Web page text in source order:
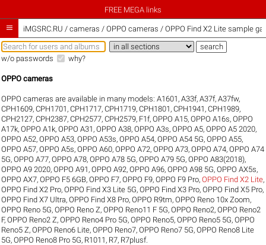
FREE MEGA links
 iMGSRC.RU / cameras / OPPO cameras / OPPO Find X2 Lite sample
w/o passwords why?
OPPO cameras
OPPO cameras are available in many models:A1601 ,A33f,A37f,A37fw,
CPH1609,CPH1701 ,CPH1717,CPH1719,CPH1801 ,CPH1941 ,CPH1989,
CPH2127,CPH2387,CPH2577,CPH2579, F1f,OPPO A15,OPPO A16s,OPPO
A17k,OPPO A1k,OPPO A31 ,OPPO A38,OPPO A3s,OPPO A5,OPPO A5 2020,
OPPO A52,OPPO A53,OPPO A53s,OPPO A54,OPPO A54 5G,OPPO A55,
OPPO A57,OPPO A5s,OPPO A60,OPPO A72,OPPO A73,OPPO A74,OPPO A74
5G,OPPO A77,OPPO A78,OPPO A78 5G,OPPO A79 5G,OPPO A83(2018),
OPPO A9 2020,OPPO A91 ,OPPO A92,OPPO A96,OPPO A98 5G,OPPO AX5s,
OPPO AX7,OPPO F5 6GB,OPPO F7,OPPO F9,OPPO F9 Pro,OPPO Find X2 Lite,
OPPO Find X2 Pro,OPPO Find X3 Lite 5G,OPPO Find X3 Pro,OPPO Find X5 Pro,
OPPO Find X7 Ultra,OPPO Find X8 Pro,OPPO R9tm,OPPO Reno 10x Zoom,
OPPO Reno 5G,OPPO Reno Z,OPPO Reno11 F 5G,OPPO Reno2,OPPO Reno2
F,OPPO Reno2 Z,OPPO Reno4 Pro 5G,OPPO Reno5,OPPO Reno5 5G,OPPO
Reno5 Z,OPPO Reno6 Lite,OPPO Reno7,OPPO Reno7 5G,OPPO Reno8 Lite
5G,OPPO Reno8 Pro 5G, R1011 , R7, R7plusf.